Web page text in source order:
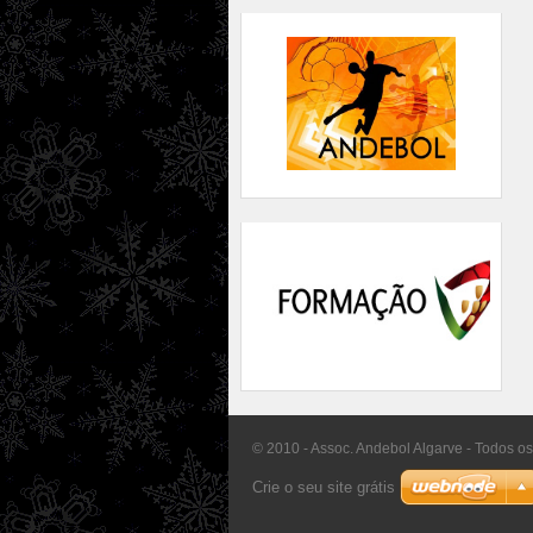
© 2010 - Assoc. Andebol Algarve - Todos
Crie o seu site grátis